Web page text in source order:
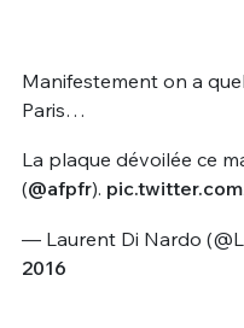
Manifestement on a
Paris…
La plaque dévoilée ce
(@afpfr).
— Laurent Di Nardo
2016